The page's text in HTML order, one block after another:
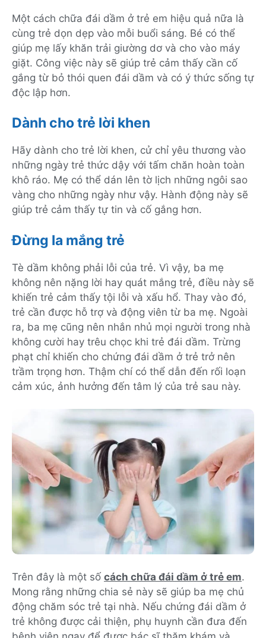
Một cách chữa đái dầm ở trẻ em hiệu quả nữa là
cùng trẻ dọn dẹp vào mỗi buổi sáng. Bé có thể
giúp mẹ lấy khăn trải giường dơ và cho vào máy
giặt. Công việc này sẽ giúp trẻ cảm thấy cần cố
gắng từ bỏ thói quen đái dầm và có ý thức sống tự
độc lập hơn.
Dành cho trẻ lời khen
Hãy dành cho trẻ lời khen, cử chỉ yêu thương vào
những ngày trẻ thức dậy với tấm chăn hoàn toàn
khô ráo. Mẹ có thể dán lên tờ lịch những ngôi sao
vàng cho những ngày như vậy. Hành động này sẽ
giúp trẻ cảm thấy tự tin và cố gắng hơn.
Đừng la mắng trẻ
Tè dầm không phải lỗi của trẻ. Vì vậy, ba mẹ
không nên nặng lời hay quát mắng trẻ, điều này sẽ
khiến trẻ cảm thấy tội lỗi và xấu hổ. Thay vào đó,
trẻ cần được hỗ trợ và động viên từ ba mẹ. Ngoài
ra, ba mẹ cũng nên nhắn nhủ mọi người trong nhà
không cười hay trêu chọc khi trẻ đái dầm. Trừng
phạt chỉ khiến cho chứng đái dầm ở trẻ trở nên
trầm trọng hơn. Thậm chí có thể dẫn đến rối loạn
cảm xúc, ảnh hưởng đến tâm lý của trẻ sau này.
Trên đây là một số cách chữa đái dầm ở trẻ em.
Mong rằng những chia sẻ này sẽ giúp ba mẹ chủ
động chăm sóc trẻ tại nhà. Nếu chứng đái dầm ở
trẻ không được cải thiện, phụ huynh cần đưa đến